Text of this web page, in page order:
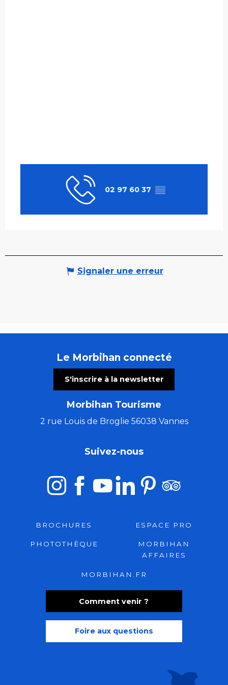
02 97 60 37 ▒▒
Signaler une erreur
Le Morbihan connecté
S'inscrire à la newsletter
Morbihan Tourisme
2 rue Louis de Broglie 56038 Vannes
Comment venir ?
Foire aux questions
Suivez-nous
BROCHURES ESPACE PRO
PHOTOTHÈQUE
MORBIHAN
AFFAIRES
MORBIHAN.FR